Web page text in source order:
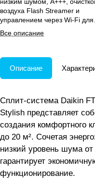
воздуха Flash Streamer и
управлением через Wi-Fi для
офиса и интерьеров.
Все описание
Описание
Сплит-система Daikin
Stylish представляет
создания комфортного
до 20 м². Сочетая
низкий уровень шума
гарантирует
функционирование.